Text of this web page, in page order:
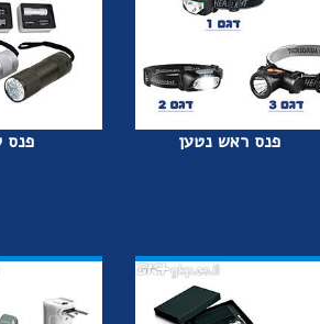
פנס ראש נטען פנס